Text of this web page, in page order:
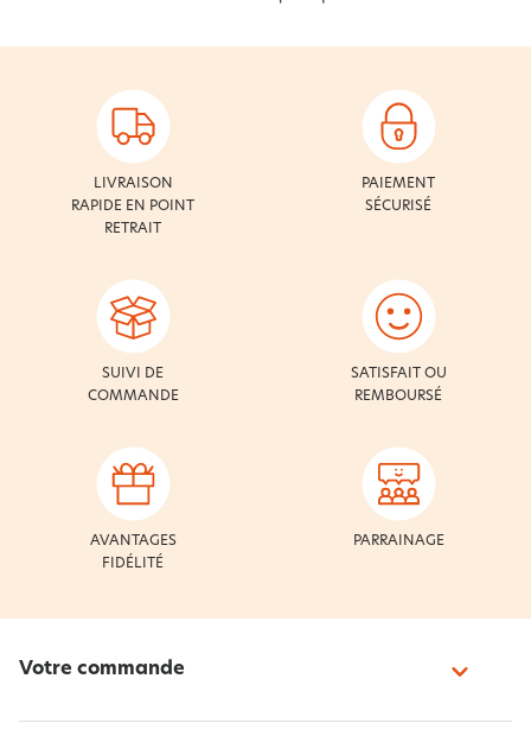
LIVRAISON
RAPIDE EN POINT
RETRAIT
PAIEMENT
SÉCURISÉ
SUIVI DE
COMMANDE
SATISFAIT OU
REMBOURSÉ
AVANTAGES
FIDÉLITÉ
PARRAINAGE
Votre commande